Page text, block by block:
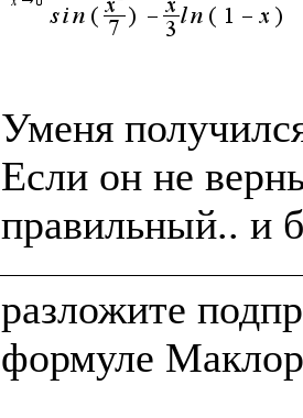
Уменя
Если он не
разложите
формуле